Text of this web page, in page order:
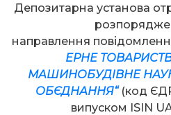
Депозитарна установа
направлення
ЕРНЕ
МАШИНОБУДІВНЕ
ОБЄДНАННЯ“ (код
випуском ISIN